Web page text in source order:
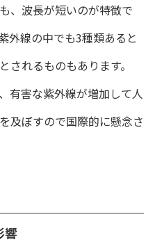
、波長が短いのが特徴で
外線の中でも3種類あると
されるものもあります。
有害な紫外線が増加して人
及ぼすので国際的に懸念さ
響